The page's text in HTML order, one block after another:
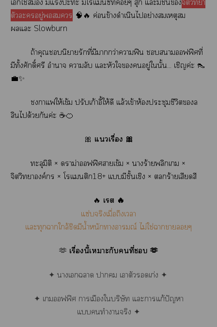
ตัวะอยู่ 🧠🔥 ค่อนข้างดำเนินไอย่างสมเหตุสม
ผลแะ Slowburn
ถ้าคุณนิยายรักที่มีากว่าาฟิน าออฟฟิศที่
มีทั้งศักดิ์ศรี อำนาจ าลับ แะหัวใอยู่ในั้น... เชิญค่ะ 👠
💼✨
าแให้เข้ม ปรับเก้าอี้ให้ดี แล้วเข้าห้องประชุมชีวิตล
ลินได้วยกันค่ะ ☕🍊
🎀 แเรื่อง 🎀
ทะลุมิติ × าม่าออฟฟิศาเข้ม × าร้ายพลิกเ ×
จิตวิทยาองค์กร × โแติก18+ แมีชั้นเชิง × ร้ายเสียดสี
🔥 เรต 🔥
แซ่บจริงเมื่อถึงเา
แะทุกาใกล้ชิดมีน้ำหนักาอารมณ์ ไม่ใช่าาๆ
🫶 เรื่องนี้เาะกับคนที่ 🫶
✦ าเา า เาตัวเก่ง ✦
✦ เออฟฟิศ าเมืองใบริษัท แะาแก้ปัญหา
แทำาจริง ✦